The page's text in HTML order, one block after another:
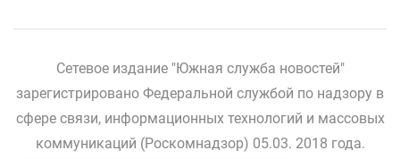
Сетевое издание "Южная служба новостей"
зарегистрировано Федеральной службой по надзору в
сфере связи, информационных технологий и массовых
коммуникаций (Роскомнадзор) 05.03. 2018 года.